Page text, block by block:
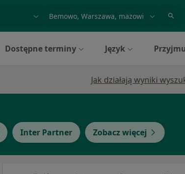
Dostępne terminy Język
Jak działają wyniki
Inter Partner Zobacz więcej